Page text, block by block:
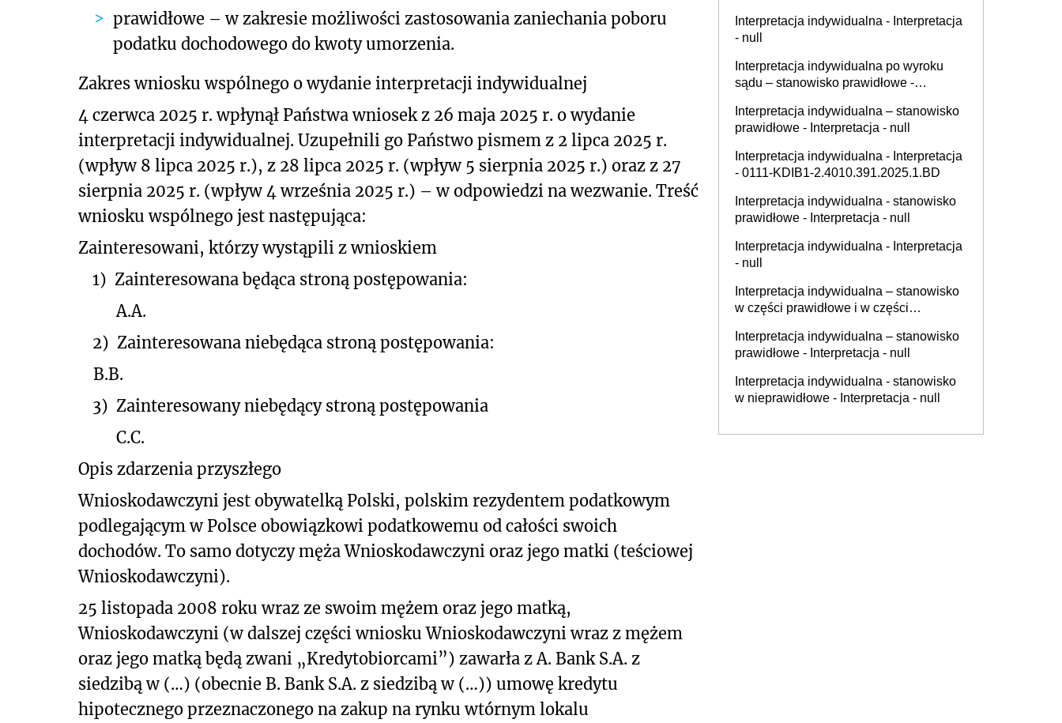
prawidłowe – w zakresie możliwości zastosowania zaniechania poboru
podatku dochodowego do kwoty umorzenia.
Zakres wniosku wspólnego o wydanie interpretacji indywidualnej
4 czerwca 2025 r. wpłynął Państwa wniosek z 26 maja 2025 r. o wydanie
interpretacji indywidualnej. Uzupełnili go Państwo pismem z 2 lipca 2025 r.
(wpływ 8 lipca 2025 r.), z 28 lipca 2025 r. (wpływ 5 sierpnia 2025 r.) oraz z 27
sierpnia 2025 r. (wpływ 4 września 2025 r.) – w odpowiedzi na wezwanie. Treść
wniosku wspólnego jest następująca:
Zainteresowani, którzy wystąpili z wnioskiem
1) Zainteresowana będąca stroną postępowania:
A.A.
2) Zainteresowana niebędąca stroną postępowania:
B.B.
3) Zainteresowany niebędący stroną postępowania
C.C.
Opis zdarzenia przyszłego
Wnioskodawczyni jest obywatelką Polski, polskim rezydentem podatkowym
podlegającym w Polsce obowiązkowi podatkowemu od całości swoich
dochodów. To samo dotyczy męża Wnioskodawczyni oraz jego matki (teściowej
Wnioskodawczyni).
25 listopada 2008 roku wraz ze swoim mężem oraz jego matką,
Wnioskodawczyni (w dalszej części wniosku Wnioskodawczyni wraz z mężem
oraz jego matką będą zwani „Kredytobiorcami”) zawarła z A. Bank S.A. z
siedzibą w (…) (obecnie B. Bank S.A. z siedzibą w (…)) umowę kredytu
hipotecznego przeznaczonego na zakup na rynku wtórnym lokalu
Interpretacja indywidualna - Interpretacja
- null
Interpretacja indywidualna po wyroku
sądu – stanowisko prawidłowe -
1.4010.457.2021.9.ED
Interpretacja indywidualna – stanowisko
prawidłowe - Interpretacja - null
Interpretacja indywidualna - Interpretacja
- 0111-KDIB1-2.4010.391.2025.1.BD
Interpretacja indywidualna - stanowisko
prawidłowe - Interpretacja - null
Interpretacja indywidualna - Interpretacja
- null
Interpretacja indywidualna – stanowisko
w części prawidłowe i w części
Interpretacja indywidualna – stanowisko
prawidłowe - Interpretacja - null
Interpretacja indywidualna - stanowisko
w nieprawidłowe - Interpretacja - null